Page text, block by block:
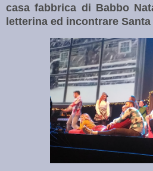
casa fabbrica di Babbo
letterina ed incontrare